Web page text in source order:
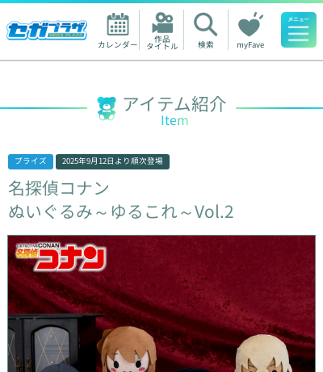
カレンダー 作品
タイトル 検索 myFave
人気ワード
アイテム紹介
Item
プライズ 2025年9月12日 より順次登場
名探偵コナン
ぬいぐるみ～ゆるこれ～Vol.2